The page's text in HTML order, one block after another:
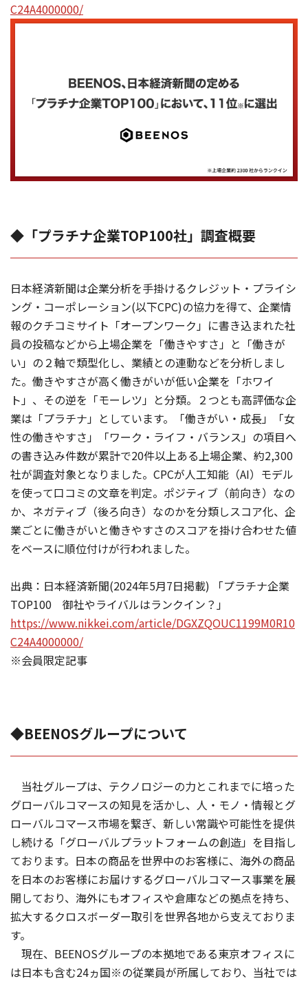
C24A4000000/
◆「プラチナ企業TOP100社」調査概要
日本経済新聞は企業分析を手掛けるクレジット・プライシ
ング・コーポレーション(以下CPC)の協力を得て、企業情
報のクチコミサイト「オープンワーク」に書き込まれた社
員の投稿などから上場企業を「働きやすさ」と「働きが
い」の２軸で類型化し、業績との連動などを分析しまし
た。働きやすさが高く働きがいが低い企業を「ホワイ
ト」、その逆を「モーレツ」と分類。２つとも高評価な企
業は「プラチナ」としています。「働きがい・成長」「女
性の働きやすさ」「ワーク・ライフ・バランス」の項目へ
の書き込み件数が累計で20件以上ある上場企業、約2,300
社が調査対象となりました。CPCが人工知能（AI）モデル
を使って口コミの文章を判定。ポジティブ（前向き）なの
か、ネガティブ（後ろ向き）なのかを分類しスコア化、企
業ごとに働きがいと働きやすさのスコアを掛け合わせた値
をベースに順位付けが行われました。
出典：日本経済新聞(2024年5月7日掲載) 「プラチナ企業
TOP100 御社やライバルはランクイン？」
https://www.nikkei.com/article/DGXZQOUC1199M0R10
C24A4000000/
※会員限定記事
◆BEENOSグループについて
当社グループは、テクノロジーの力とこれまでに培った
グローバルコマースの知見を活かし、人・モノ・情報とグ
ローバルコマース市場を繋ぎ、新しい常識や可能性を提供
し続ける「グローバルプラットフォームの創造」を目指し
ております。日本の商品を世界中のお客様に、海外の商品
を日本のお客様にお届けするグローバルコマース事業を展
開しており、海外にもオフィスや倉庫などの拠点を持ち、
拡大するクロスボーダー取引を世界各地から支えておりま
す。
現在、BEENOSグループの本拠地である東京オフィスに
は日本も含む24ヵ国※の従業員が所属しており、当社では